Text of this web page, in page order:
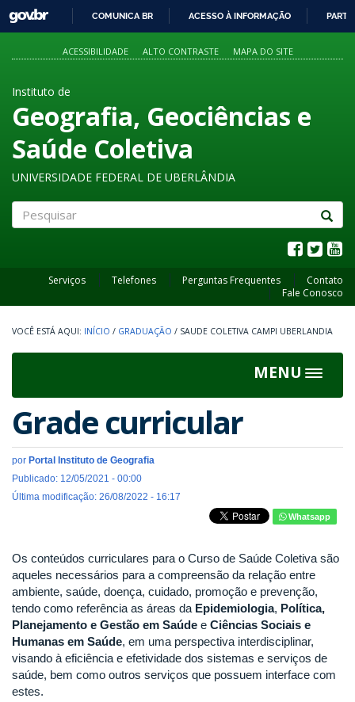
PARA
O
GOVBR
COMUNICA BR ACESSO À INFORMAÇÃO
ACESSIBILIDADE ALTO CONTRASTE MAPA DO SITE
Instituto de
Geografia, Geociências e
Saúde Coletiva
UNIVERSIDADE FEDERAL DE UBERLÂNDIA
Serviços Telefones Perguntas Frequentes
Contato
Fale Conosco
INÍCIO / GRADUAÇÃO / SAUDE COLETIVA CAMPI UBERLANDIA
MENU
Toggle
Grade curricular
por Portal Instituto de Geografia
Publicado: 12/05/2021 - 00:00
Última modificação: 26/08/2022 - 16:17
Whatsapp
Os conteúdos curriculares para o Curso de Saúde Coletiva são
aqueles necessários para a compreensão da relação entre
ambiente, saúde, doença, cuidado, promoção e prevenção,
tendo como referência as áreas da Epidemiologia, Política,
Planejamento e Gestão em Saúde e Ciências Sociais e
Humanas em Saúde, em uma perspectiva interdisciplinar,
visando à eficiência e efetividade dos sistemas e serviços de
saúde, bem como outros serviços que possuem interface com
estes.